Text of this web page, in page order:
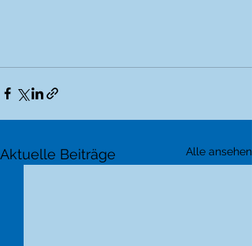
Aktuelle Beiträge Alle ansehen